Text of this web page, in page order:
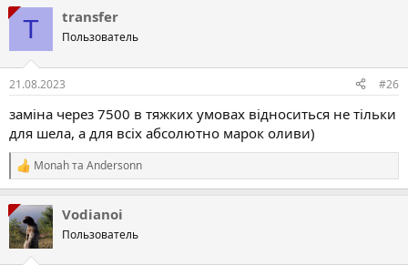
T transfer
Пользователь
21.08.2023 #26
заміна через 7500 в тяжких умовах відноситься не тільки
для шела, а для всіх абсолютно марок оливи)
Р
е
к
ц
і
Monahта Andersonn
Vodianoi
Пользователь